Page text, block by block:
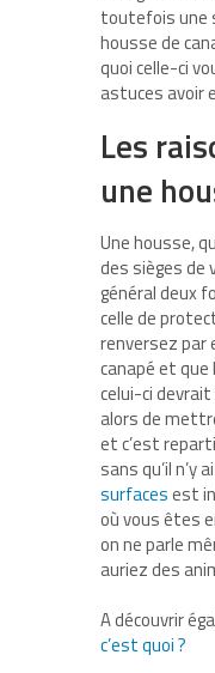
toutefois une
housse de
quoi celle-ci
astuces avoir
Les
une
Une housse,
des sièges de
général deux
celle de
renversez par
canapé et
celui-ci
alors de
et c’est
sans qu’il n’y
surfacesest
où vous êtes
on ne parle
auriez des
A découvrir
c’est quoi ?